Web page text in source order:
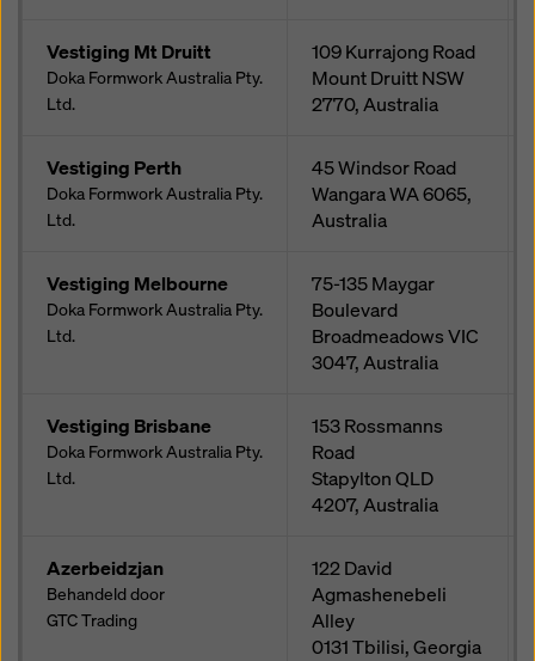
Vestiging Mt Druitt
Doka Formwork Australia Pty.
Ltd.
109 Kurrajong Road
Mount Druitt NSW
2770, Australia
Vestiging Perth
Doka Formwork Australia Pty.
Ltd.
45 Windsor Road
Wangara WA 6065,
Australia
Vestiging Melbourne
Doka Formwork Australia Pty.
Ltd.
75-135 Maygar
Boulevard
Broadmeadows VIC
3047, Australia
Vestiging Brisbane
Doka Formwork Australia Pty.
Ltd.
153 Rossmanns
Road
Stapylton QLD
4207, Australia
Azerbeidzjan
Behandeld door
GTC Trading
122 David
Agmashenebeli
Alley
0131Tbilisi, Georgia